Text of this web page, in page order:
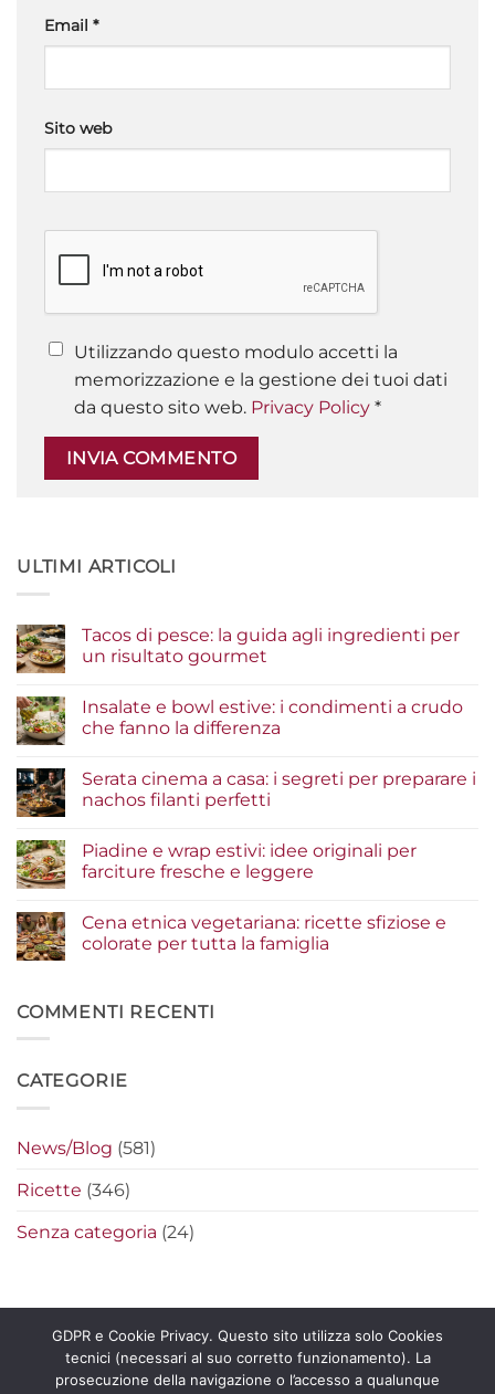
Email *
Sito web
Utilizzando questo modulo accetti la
memorizzazione e la gestione dei tuoi dati
da questo sito web. Privacy Policy *
ULTIMI ARTICOLI
Tacos di pesce: la guida agli ingredienti per
un risultato gourmet
su
Tacos
di
guida
agli
ingredienti
risultato
gourmet
Insalate e bowl estive: i condimenti a crudo
che fanno la differenza
su
Insalate
e
condimenti
a
fanno
la
differenza
Serata cinema a casa: i segreti per preparare i
nachos filanti perfetti
su
Serata
cinema
i
segreti
per
filanti
perfetti
Piadine e wrap estivi: idee originali per
farciture fresche e leggere
su
Piadine
e
originali
per
leggere
Cena etnica vegetariana: ricette sfiziose e
colorate per tutta la famiglia
Cena
etnica
e
la
famiglia
COMMENTI RECENTI
CATEGORIE
News/Blog (581)
Ricette (346)
Senza categoria (24)
Copyright 2026 ©La Pecorella Distribuzione s.r.l. – P.IVA
GDPR e Cookie Privacy. Questo sito utilizza solo Cookies
tecnici (necessari al suo corretto funzionamento). La
prosecuzione della navigazione o l’accesso a qualunque